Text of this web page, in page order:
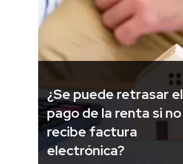
¿Se puede retrasar el
pago de la renta si no
recibe factura
electrónica?